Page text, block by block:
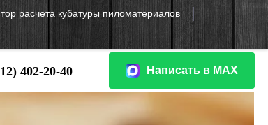
расчета кубатуры пиломатериалов
Написать в МАХ
402-20-40